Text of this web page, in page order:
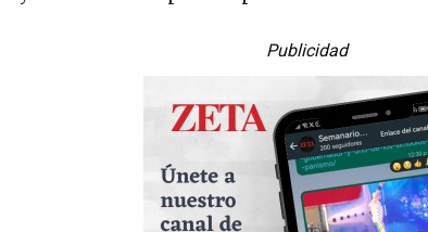
Publicidad